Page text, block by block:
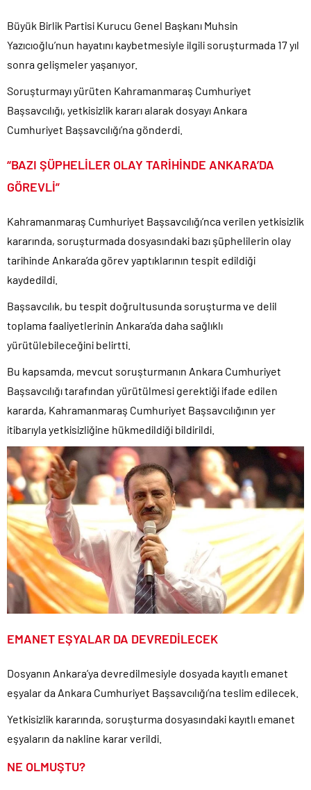
CHP Lideri Kılıçdaoğlu’ndan Terörsüz Türkiye sürecine destek
açıklaması..
Denize döktüğümüz(!) Yunanların ekonomisini şaha kaldırdık!.
TÜİK kira zam oranını yüzde 31 olarak açıkladı..
Etimesgut Belediye Başkanı Erdal Beşikçioğlu hakkında
tutuklama talebi..
verildi..
Büyük Birlik Partisi Kurucu Genel Başkanı Muhsin
Yazıcıoğlu’nun hayatını kaybetmesiyle ilgili soruşturmada 17 yıl
sonra gelişmeler yaşanıyor.
Soruşturmayı yürüten Kahramanmaraş Cumhuriyet
Başsavcılığı, yetkisizlik kararı alarak dosyayı Ankara
Cumhuriyet Başsavcılığı’na gönderdi.
“BAZI ŞÜPHELİLER OLAY TARİHİNDE ANKARA’DA
GÖREVLİ”
Kahramanmaraş Cumhuriyet Başsavcılığı’nca verilen yetkisizlik
kararında, soruşturmada dosyasındaki bazı şüphelilerin olay
tarihinde Ankara’da görev yaptıklarının tespit edildiği
kaydedildi.
Başsavcılık, bu tespit doğrultusunda soruşturma ve delil
toplama faaliyetlerinin Ankara’da daha sağlıklı
yürütülebileceğini belirtti.
Bu kapsamda, mevcut soruşturmanın Ankara Cumhuriyet
Başsavcılığı tarafından yürütülmesi gerektiği ifade edilen
kararda, Kahramanmaraş Cumhuriyet Başsavcılığının yer
itibarıyla yetkisizliğine hükmedildiği bildirildi.
EMANET EŞYALAR DA DEVREDİLECEK
Dosyanın Ankara’ya devredilmesiyle dosyada kayıtlı emanet
eşyalar da Ankara Cumhuriyet Başsavcılığı’na teslim edilecek.
Yetkisizlik kararında, soruşturma dosyasındaki kayıtlı emanet
eşyaların da nakline karar verildi.
NE OLMUŞTU?